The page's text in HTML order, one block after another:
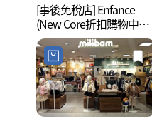
[事後免稅店] Enfance
(New Core折扣購物中心
坪村店)(앙팡스 뉴코아아
울렛 평촌점)